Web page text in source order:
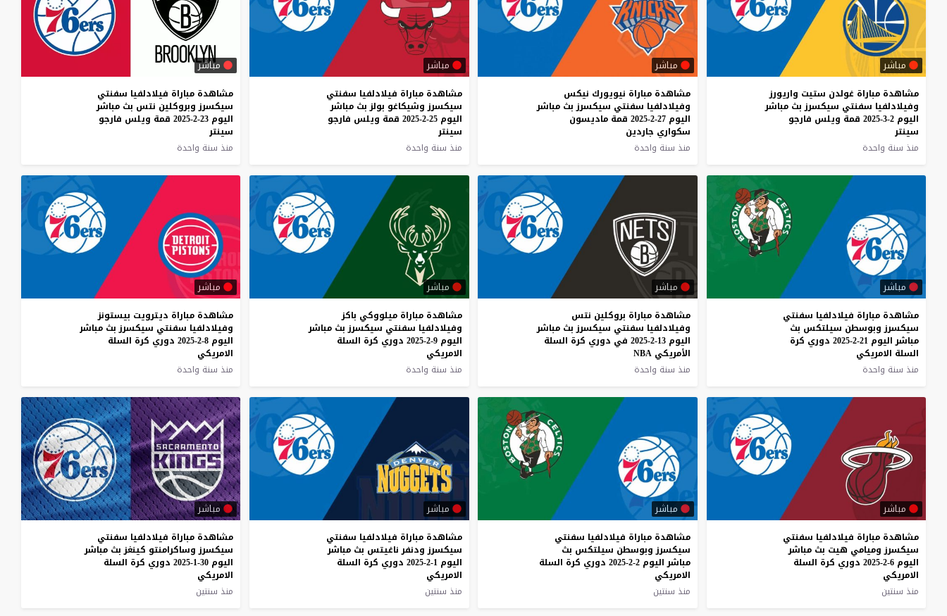
مباشر
مشاهدة مباراة غولدن ستيت واريورز
وفيلادلفيا سفنتي سيكسرز بث مباشر
اليوم 2-3-2025 قمة ويلس فارجو
سينتر
منذ سنة واحدة
مباشر
مشاهدة مباراة نيويورك نيكس
وفيلادلفيا سفنتي سيكسرز بث مباشر
اليوم 27-2-2025 قمة ماديسون
سكواري جاردين
منذ سنة واحدة
مباشر
مشاهدة مباراة فيلادلفيا سفنتي
سيكسرز وشيكاغو بولز بث مباشر
اليوم 25-2-2025 قمة ويلس فارجو
سينتر
منذ سنة واحدة
مباشر
مشاهدة مباراة فيلادلفيا سفنتي
سيكسرز وبروكلين نتس بث مباشر
اليوم 23-2-2025 قمة ويلس فارجو
سينتر
منذ سنة واحدة
مباشر
مشاهدة مباراة فيلادلفيا سفنتي
سيكسرز وبوسطن سيلتكس بث
مباشر اليوم 21-2-2025 دوري كرة
السلة الامريكي
منذ سنة واحدة
مباشر
مشاهدة مباراة بروكلين نتس
وفيلادلفيا سفنتي سيكسرز بث مباشر
اليوم 13-2-2025 في دوري كرة السلة
الأمريكي NBA
منذ سنة واحدة
مباشر
مشاهدة مباراة ميلووكي باكز
وفيلادلفيا سفنتي سيكسرز بث مباشر
اليوم 9-2-2025 دوري كرة السلة
الامريكي
منذ سنة واحدة
مباشر
مشاهدة مباراة ديترويت بيستونز
وفيلادلفيا سفنتي سيكسرز بث مباشر
اليوم 8-2-2025 دوري كرة السلة
الامريكي
منذ سنة واحدة
مباشر
مشاهدة مباراة فيلادلفيا سفنتي
سيكسرز وميامي هيت بث مباشر
اليوم 6-2-2025 دوري كرة السلة
الامريكي
منذ سنتين
مباشر
مشاهدة مباراة فيلادلفيا سفنتي
سيكسرز وبوسطن سيلتكس بث
مباشر اليوم 2-2-2025 دوري كرة السلة
الامريكي
منذ سنتين
مباشر
مشاهدة مباراة فيلادلفيا سفنتي
سيكسرز ودنفر ناغيتس بث مباشر
اليوم 1-2-2025 دوري كرة السلة
الامريكي
منذ سنتين
مباشر
مشاهدة مباراة فيلادلفيا سفنتي
سيكسرز وساكرامنتو كينغز بث مباشر
اليوم 30-1-2025 دوري كرة السلة
الامريكي
منذ سنتين